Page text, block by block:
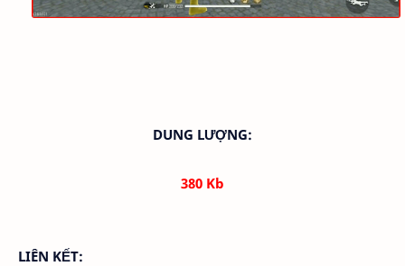
DUNG LƯỢNG:
380 Kb
LIÊN KẾT: